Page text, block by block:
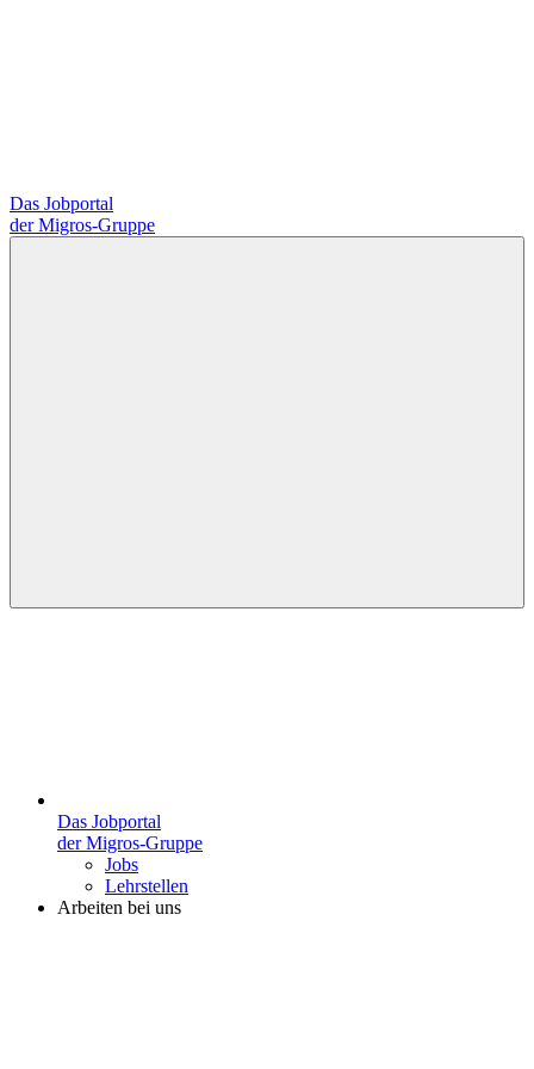
Das Jobportal
der Migros-Gruppe
Das Jobportal
der Migros-Gruppe
Jobs
Lehrstellen
Arbeiten bei uns